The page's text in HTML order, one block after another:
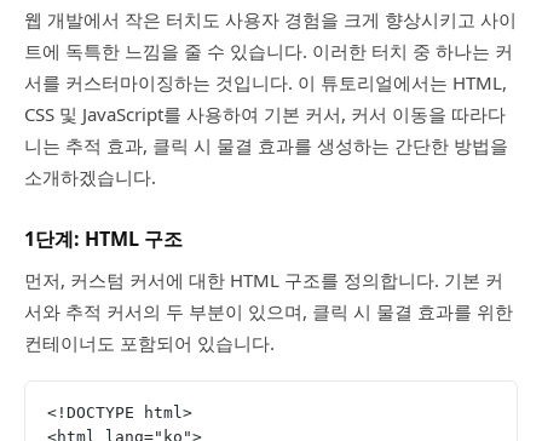
웹 개발에서 작은 터치도 사용자 경험을 크게 향상시키고 사이
트에 독특한 느낌을 줄 수 있습니다. 이러한 터치 중 하나는 커
서를 커스터마이징하는 것입니다. 이 튜토리얼에서는 HTML,
CSS 및 JavaScript를 사용하여 기본 커서, 커서 이동을 따라다
니는 추적 효과, 클릭 시 물결 효과를 생성하는 간단한 방법을
소개하겠습니다.
1단계: HTML 구조
먼저, 커스텀 커서에 대한 HTML 구조를 정의합니다. 기본 커
서와 추적 커서의 두 부분이 있으며, 클릭 시 물결 효과를 위한
컨테이너도 포함되어 있습니다.
<!DOCTYPE html>
<html lang="ko">